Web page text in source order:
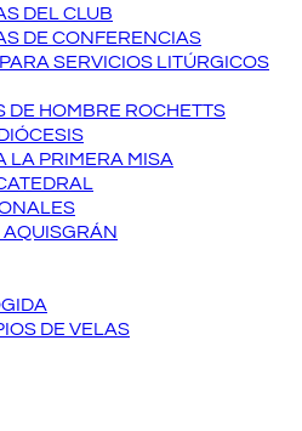
DEL CLUB
DE CONFERENCIAS
SERVICIOS LITÚRGICOS
DE HOMBRE ROCHETTS
LA PRIMERA MISA
AQUISGRÁN
DE VELAS